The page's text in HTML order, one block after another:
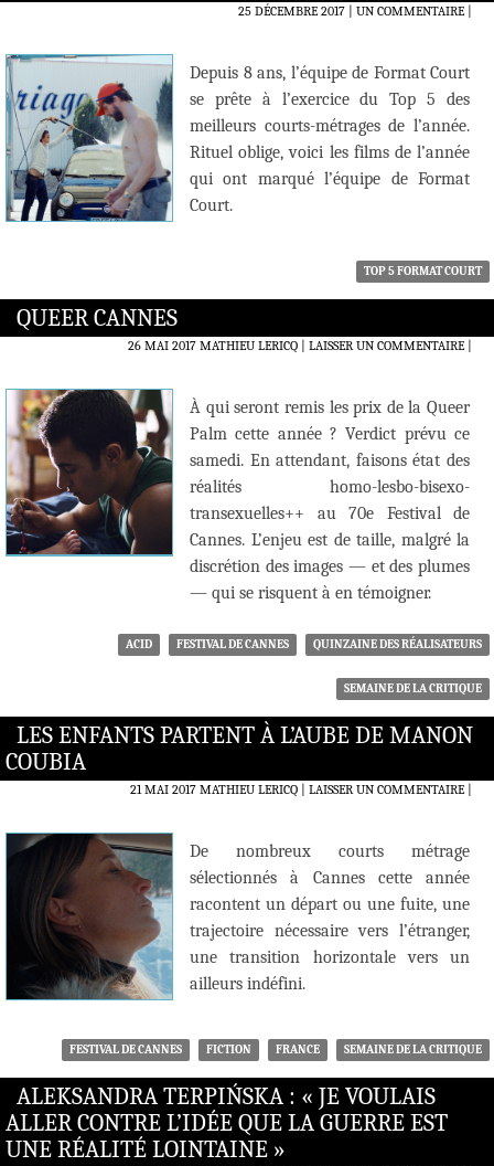
25 DÉCEMBRE 2017 UN COMMENTAIRE|
Depuis 8 ans, l’équipe de Format Court
se prête à l’exercice du Top 5 des
meilleurs courts-métrages de l’année.
Rituel oblige, voici les films de l’année
qui ont marqué l’équipe de Format
Court.
TOP 5 FORMAT COURT
QUEER CANNES
26 MAI 2017 MATHIEU LERICQ LAISSER UN COMMENTAIRE|
À qui seront remis les prix de la Queer
Palm cette année ? Verdict prévu ce
samedi. En attendant, faisons état des
réalités homo-lesbo-bisexo-
transexuelles++ au 70e Festival de
Cannes. L’enjeu est de taille, malgré la
discrétion des images — et des plumes
— qui se risquent à en témoigner.
ACID FESTIVAL DE CANNES QUINZAINE DES RÉALISATEURS
SEMAINE DE LA CRITIQUE
LES ENFANTS PARTENT À L’AUBE DE MANON
COUBIA
21 MAI 2017 MATHIEU LERICQ LAISSER UN COMMENTAIRE|
De nombreux courts métrage
sélectionnés à Cannes cette année
racontent un départ ou une fuite, une
trajectoire nécessaire vers l’étranger,
une transition horizontale vers un
ailleurs indéfini.
FESTIVAL DE CANNES FICTION FRANCE SEMAINE DE LA CRITIQUE
ALEKSANDRA TERPIŃSKA : « JE VOULAIS
ALLER CONTRE L’IDÉE QUE LA GUERRE EST
UNE RÉALITÉ LOINTAINE »